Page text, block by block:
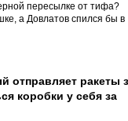
пересылке от тифа?
а Довлатов спился бы в
отправляет ракеты
коробки у себя за